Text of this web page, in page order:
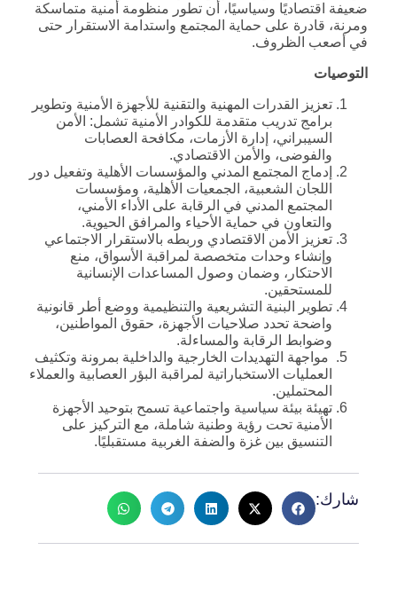
ضعيفة اقتصاديًا وسياسيًا، أن تطور منظومة أمنية متماسكة
ومرنة، قادرة على حماية المجتمع واستدامة الاستقرار حتى
في أصعب الظروف.
التوصيات
تعزيز القدرات المهنية والتقنية للأجهزة الأمنية وتطوير
برامج تدريب متقدمة للكوادر الأمنية تشمل: الأمن
السيبراني، إدارة الأزمات، مكافحة العصابات
والفوضى، والأمن الاقتصادي.
إدماج المجتمع المدني والمؤسسات الأهلية وتفعيل دور
اللجان الشعبية، الجمعيات الأهلية، ومؤسسات
المجتمع المدني في الرقابة على الأداء الأمني،
والتعاون في حماية الأحياء والمرافق الحيوية.
تعزيز الأمن الاقتصادي وربطه بالاستقرار الاجتماعي
وإنشاء وحدات متخصصة لمراقبة الأسواق، منع
الاحتكار، وضمان وصول المساعدات الإنسانية
للمستحقين.
تطوير البنية التشريعية والتنظيمية ووضع أطر قانونية
واضحة تحدد صلاحيات الأجهزة، حقوق المواطنين،
وضوابط الرقابة والمساءلة.
مواجهة التهديدات الخارجية والداخلية بمرونة وتكثيف
العمليات الاستخباراتية لمراقبة البؤر العصابية والعملاء
المحتملين.
تهيئة بيئة سياسية واجتماعية تسمح بتوحيد الأجهزة
الأمنية تحت رؤية وطنية شاملة، مع التركيز على
التنسيق بين غزة والضفة الغربية مستقبليًا.
شارك: